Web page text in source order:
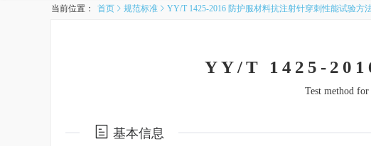
当前位置： 首页 规范标准 YY/T 1425-2016 防护服材料抗注射针穿刺性能试验方
YY/T 1425-
Test method
基本信息